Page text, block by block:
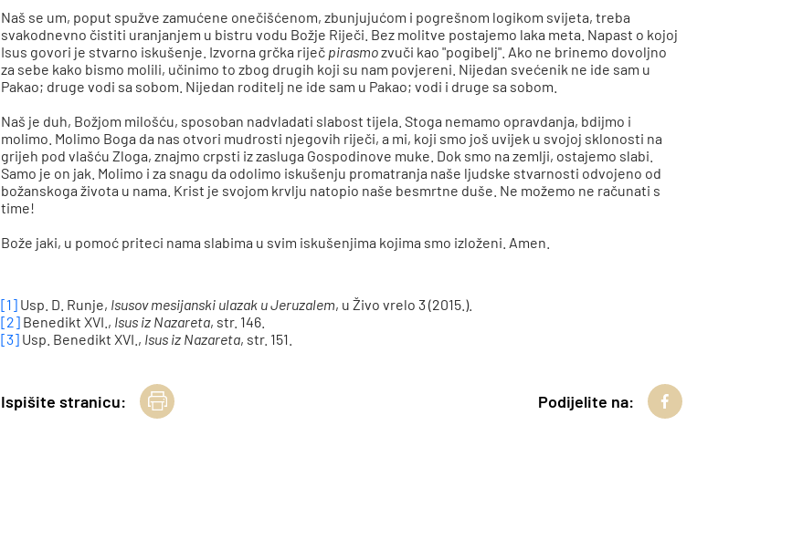
Naš se um, poput spužve zamućene onečišćenom, zbunjujućom i pogrešnom logikom svijeta, treba
svakodnevno čistiti uranjanjem u bistru vodu Božje Riječi. Bez molitve postajemo laka meta. Napast o kojoj
Isus govori je stvarno iskušenje. Izvorna grčka riječ pirasmozvuči kao "pogibelj". Ako ne brinemo dovoljno
za sebe kako bismo molili, učinimo to zbog drugih koji su nam povjereni. Nijedan svećenik ne ide sam u
Pakao; druge vodi sa sobom. Nijedan roditelj ne ide sam u Pakao; vodi i druge sa sobom.
Naš je duh, Božjom milošću, sposoban nadvladati slabost tijela. Stoga nemamo opravdanja, bdijmo i
molimo. Molimo Boga da nas otvori mudrosti njegovih riječi, a mi, koji smo još uvijek u svojoj sklonosti na
grijeh pod vlašću Zloga, znajmo crpsti iz zasluga Gospodinove muke. Dok smo na zemlji, ostajemo slabi.
Samo je on jak. Molimo i za snagu da odolimo iskušenju promatranja naše ljudske stvarnosti odvojeno od
božanskoga života u nama. Krist je svojom krvlju natopio naše besmrtne duše. Ne možemo ne računati s
time!
Bože jaki, u pomoć priteci nama slabima u svim iskušenjima kojima smo izloženi. Amen.
[1] Usp. D. Runje, Isusov mesijanski ulazak u Jeruzalem, u Živo vrelo 3 (2015.).
[2] Benedikt XVI., Isus iz Nazareta, str. 146.
[3] Usp. Benedikt XVI., Isus iz Nazareta, str. 151.
Ispišite stranicu: Podijelite na: